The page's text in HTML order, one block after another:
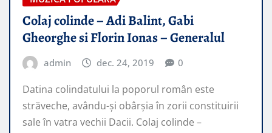
Colaj colinde – Adi Balint, Gabi
Gheorghe si Florin Ionas – Generalul
admin dec. 24, 2019 0
Datina colindatului la poporul român este
străveche, avându-şi obârşia în zorii constituirii
sale în vatra vechii Dacii. Colaj colinde –